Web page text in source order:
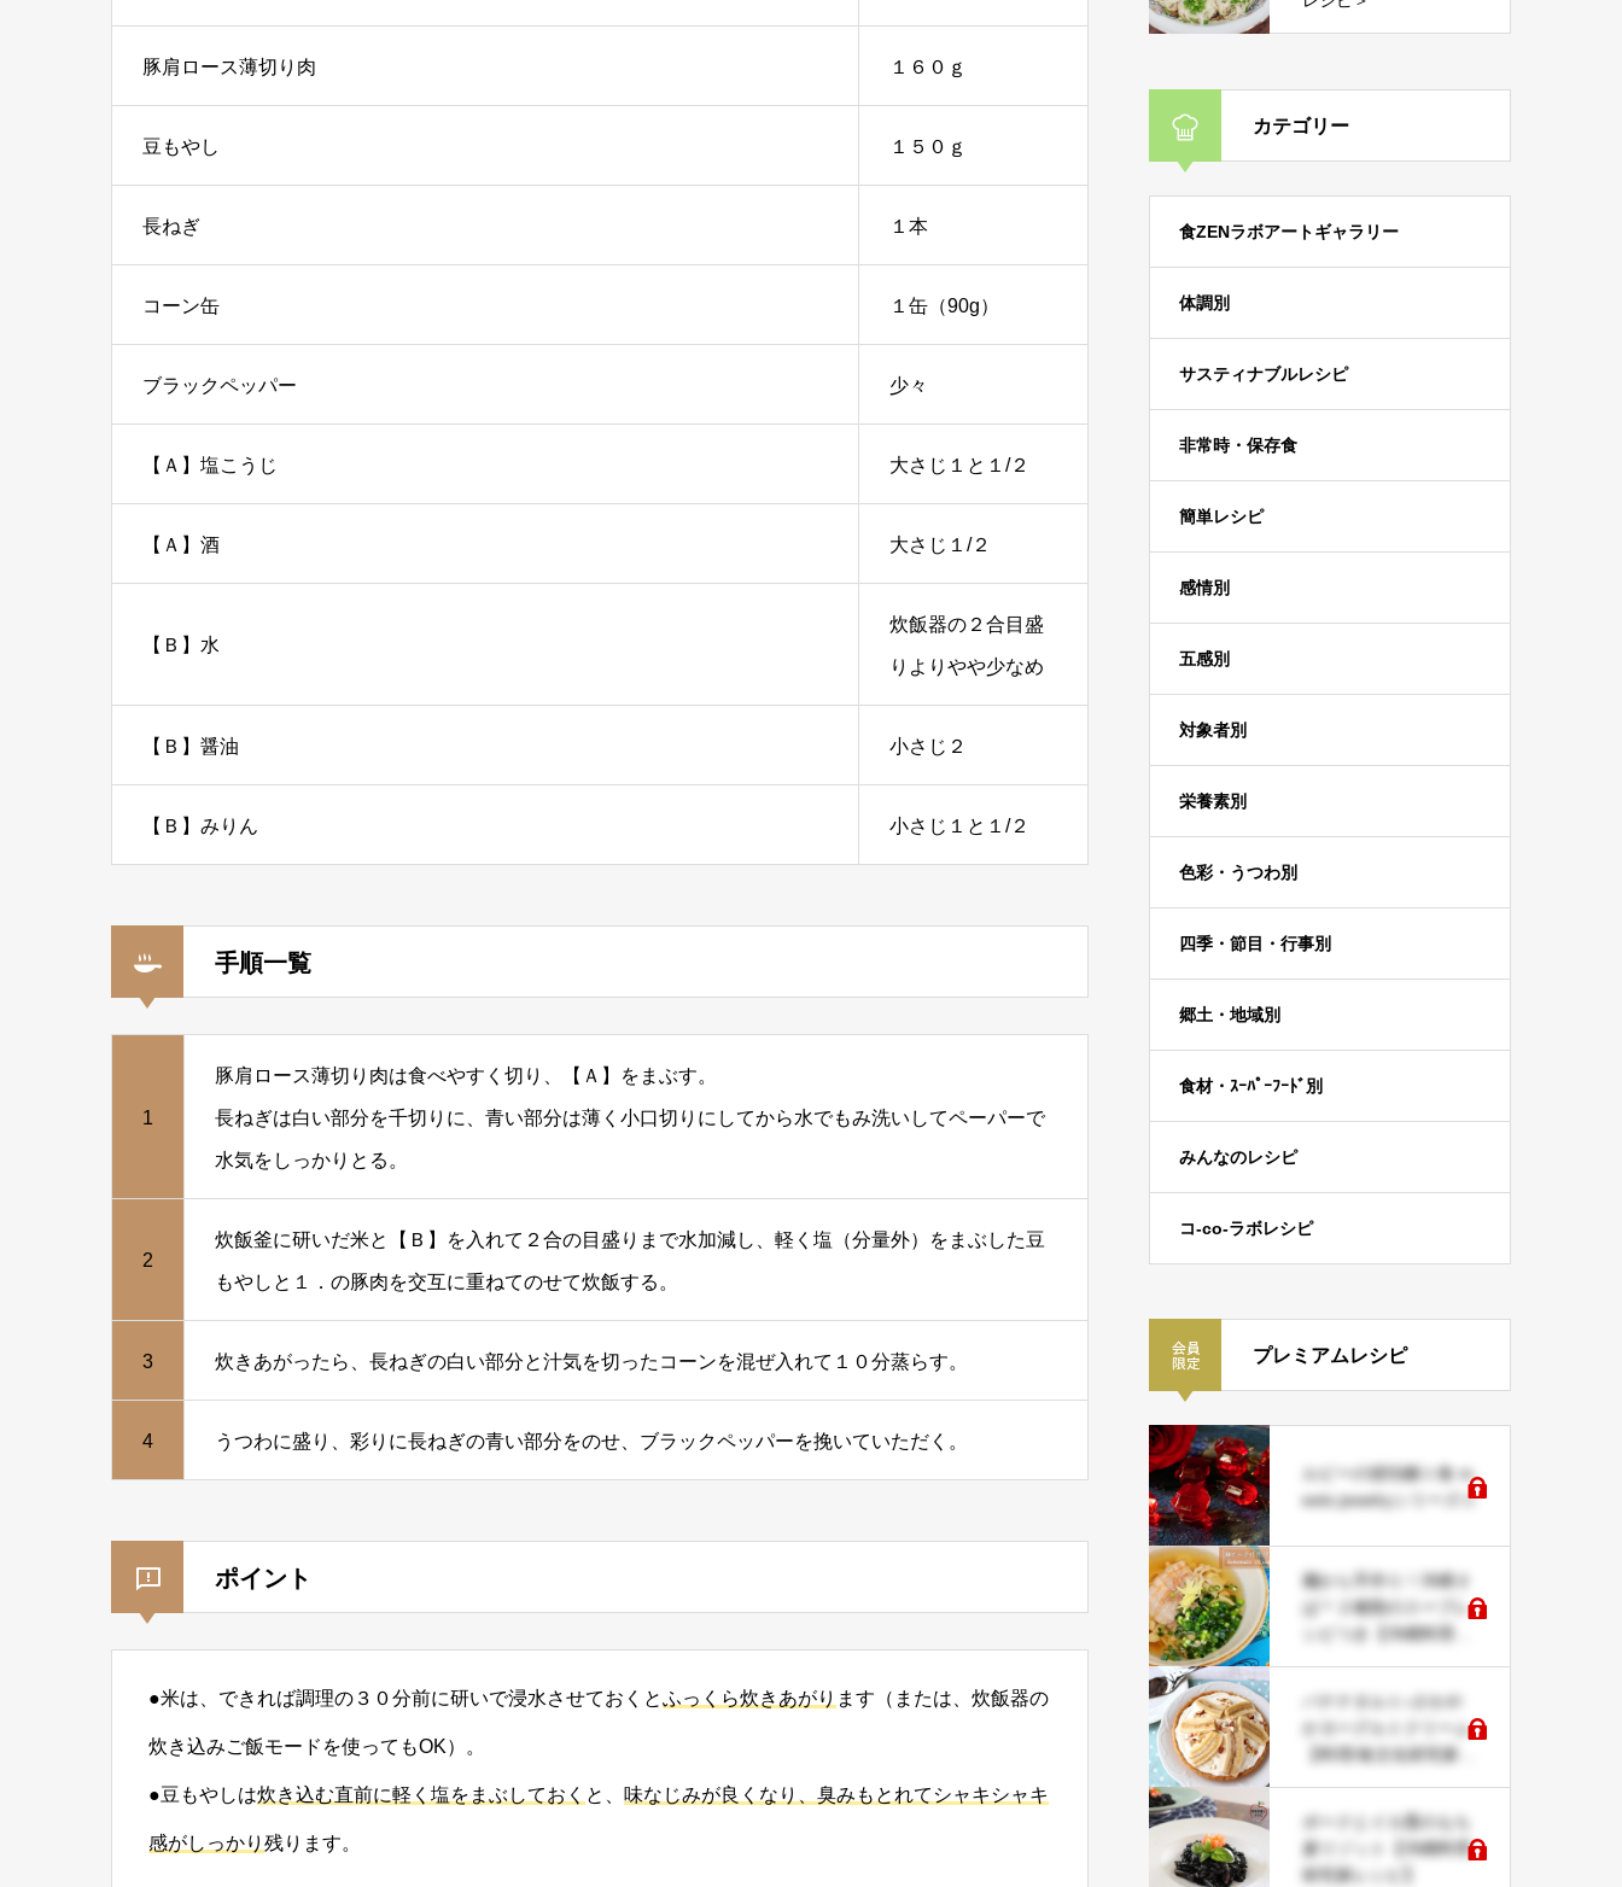
豚肩ロース薄切り肉 １６０ｇ
豆もやし １５０ｇ
長ねぎ １本
コーン缶 １缶（90g）
ブラックペッパー 少々
【Ａ】塩こうじ 大さじ１と１/２
【Ａ】酒 大さじ１/２
【Ｂ】水
炊飯器の２合目盛
りよりやや少なめ
【Ｂ】醤油 小さじ２
【Ｂ】みりん 小さじ１と１/２
手順一覧
1
豚肩ロース薄切り肉は食べやすく切り、【Ａ】をまぶす。
長ねぎは白い部分を千切りに、青い部分は薄く小口切りにしてから水でもみ洗いしてペーパーで
水気をしっかりとる。
2
炊飯釜に研いだ米と【Ｂ】を入れて２合の目盛りまで水加減し、軽く塩（分量外）をまぶした豆
もやしと１．の豚肉を交互に重ねてのせて炊飯する。
3 炊きあがったら、長ねぎの白い部分と汁気を切ったコーンを混ぜ入れて１０分蒸らす。
4 うつわに盛り、彩りに長ねぎの青い部分をのせ、ブラックペッパーを挽いていただく。
ポイント
●米は、できれば調理の３０分前に研いで浸水させておくとふっくら炊きあがり ます（または、炊飯器の
炊き込みご飯モードを使ってもOK）。
●豆もやしは炊き込む直前に軽く塩をまぶしておく と、 味なじみが良くなり、臭みもとれてシャキシャキ
感がしっかり 残ります。
カテゴリー
食ZENラボアートギャラリー
体調別
サスティナブルレシピ
非常時・保存食
簡単レシピ
感情別
五感別
対象者別
栄養素別
色彩・うつわ別
四季・節目・行事別
郷土・地域別
食材・ｽｰﾊﾟｰﾌｰﾄﾞ別
みんなのレシピ
コ-co-ラボレシピ
プレミアムレシピ
ルビーの琥珀糖☆食 m
eets jewelryシリーズ☆
麺から手作り！沖縄そ
ば＊２種類のスープレ
シピつき【沖縄料理研
かヨーグルトクリーム
【料理/食文化研究家レ
ポークとイカ墨のもち
麦リゾット【沖縄料理
研究家レシピ】